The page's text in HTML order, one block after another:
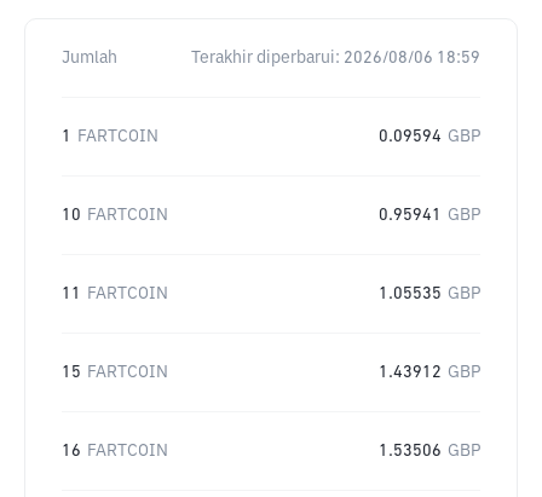
Jumlah Terakhir diperbarui: 2026/08/06 18:59
1 FARTCOIN 0.09594 GBP
10 FARTCOIN 0.95941 GBP
11 FARTCOIN 1.05535 GBP
15 FARTCOIN 1.43912 GBP
16 FARTCOIN 1.53506 GBP